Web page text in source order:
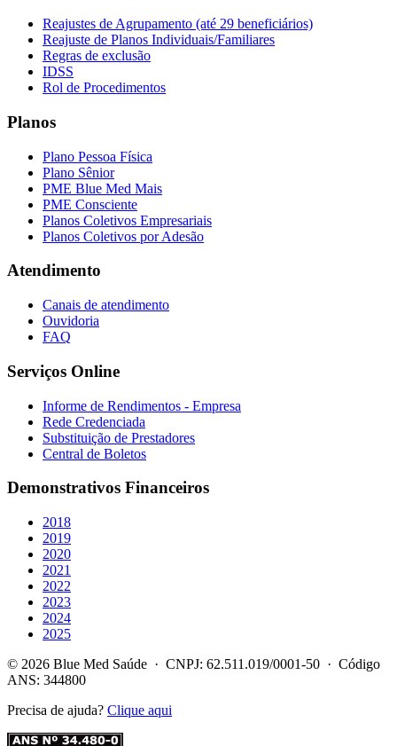
Reajustes de Agrupamento (até 29 beneficiários)
Reajuste de Planos Individuais/Familiares
Regras de exclusão
IDSS
Rol de Procedimentos
Planos
Plano Pessoa Física
Plano Sênior
PME Blue Med Mais
PME Consciente
Planos Coletivos Empresariais
Planos Coletivos por Adesão
Atendimento
Canais de atendimento
Ouvidoria
FAQ
Serviços Online
Informe de Rendimentos - Empresa
Rede Credenciada
Substituição de Prestadores
Central de Boletos
Demonstrativos Financeiros
2018
2019
2020
2021
2022
2023
2024
2025
© 2026 Blue Med Saúde · CNPJ: 62.511.019/0001-50 · Código
ANS: 344800
Precisa de ajuda? Clique aqui